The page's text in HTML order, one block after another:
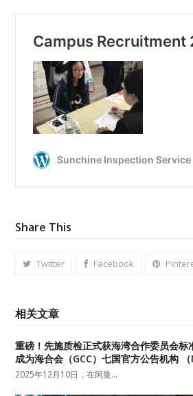
Share This
Twitter Facebook
相关文章
重磅！先施质检正式获海湾合作委员会标
成为海合会（GCC）七国官方公告机构 （
2025年12月10日，在阿曼…